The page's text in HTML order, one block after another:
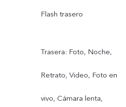
Flash trasero
Trasera: Foto, Noche,
Retrato, Video, Foto en
vivo, Cámara lenta,